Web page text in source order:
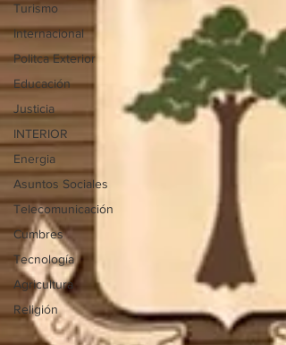
Turismo
Internacional
Politca Exterior
Educación
Justicia
INTERIOR
Energia
Asuntos Sociales
Telecomunicación
Cumbres
Tecnología
Agricultura
Religión